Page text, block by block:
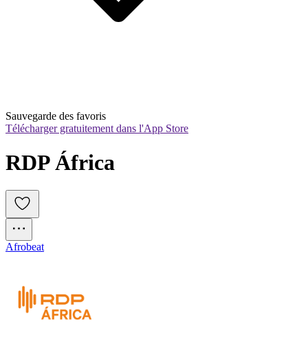
Sauvegarde des favoris
Télécharger gratuitement dans l'App Store
RDP África
Afrobeat